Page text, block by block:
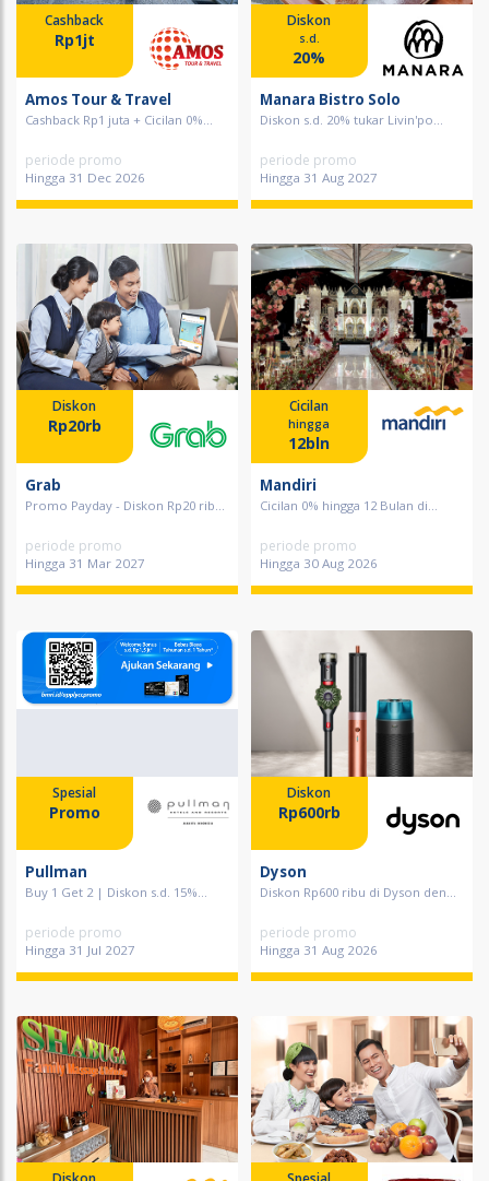
Cashback
Rp1jt
Amos Tour & Travel
Cashback Rp1 juta + Cicilan 0%...
periode promo
Hingga 31 Dec 2026
Diskon
s.d.
20%
Manara Bistro Solo
Diskon s.d. 20% tukar Livin'po...
periode promo
Hingga 31 Aug 2027
Diskon
Rp20rb
Grab
Promo Payday - Diskon Rp20 rib...
periode promo
Hingga 31 Mar 2027
Cicilan
hingga
12bln
Mandiri
Cicilan 0% hingga 12 Bulan di...
periode promo
Hingga 30 Aug 2026
Spesial
Promo
Pullman
Buy 1 Get 2 | Diskon s.d. 15%...
periode promo
Hingga 31 Jul 2027
Diskon
Rp600rb
Dyson
Diskon Rp600 ribu di Dyson den...
periode promo
Hingga 31 Aug 2026